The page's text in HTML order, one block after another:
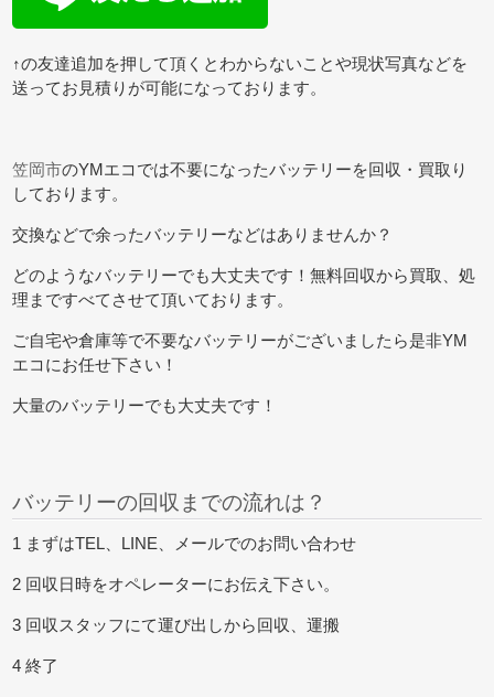
↑の友達追加を押して頂くとわからないことや現状写真などを
送ってお見積りが可能になっております。
笠岡市のYMエコでは不要になったバッテリーを回収・買取り
しております。
交換などで余ったバッテリーなどはありませんか？
どのようなバッテリーでも大丈夫です！無料回収から買取、処
理まですべてさせて頂いております。
ご自宅や倉庫等で不要なバッテリーがございましたら是非YM
エコにお任せ下さい！
大量のバッテリーでも大丈夫です！
バッテリーの回収までの流れは？
1 まずはTEL、LINE、メールでのお問い合わせ
2 回収日時をオペレーターにお伝え下さい。
3 回収スタッフにて運び出しから回収、運搬
4 終了